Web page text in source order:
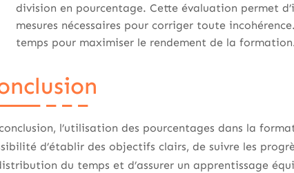
division en pourcentage. Cette évaluation permet
mesures nécessaires pour corriger toute
temps pour maximiser le rendement de la
l’utilisation des pourcentages dans la
d’établir des objectifs clairs, de suivre les
du temps et d’assurer un apprentissage